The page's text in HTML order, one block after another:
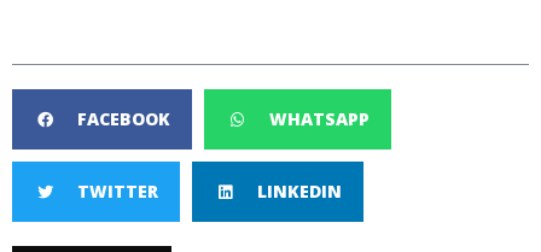
FACEBOOK WHATSAPP
TWITTER LINKEDIN